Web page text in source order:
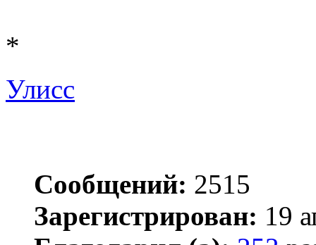
*
Улисс
Сообщений: 2515
Зарегистрирован: 19